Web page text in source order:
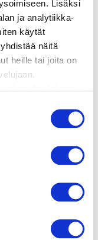
Lisäksi
ja analytiikka-
käytät
näitä
heille tai joita on